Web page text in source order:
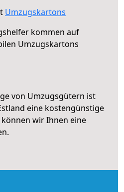
Umzugskartons
kommen auf
Umzugskartons
von Umzugsgütern ist
eine kostengünstige
wir Ihnen eine